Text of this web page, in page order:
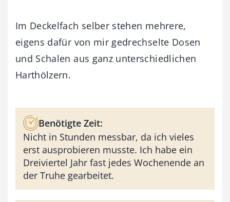
Im Deckelfach selber stehen mehrere,
eigens dafür von mir gedrechselte Dosen
und Schalen aus ganz unterschiedlichen
Harthölzern.
Benötigte Zeit:
Nicht in Stunden messbar, da ich vieles
erst ausprobieren musste. Ich habe ein
Dreiviertel Jahr fast jedes Wochenende an
der Truhe gearbeitet.